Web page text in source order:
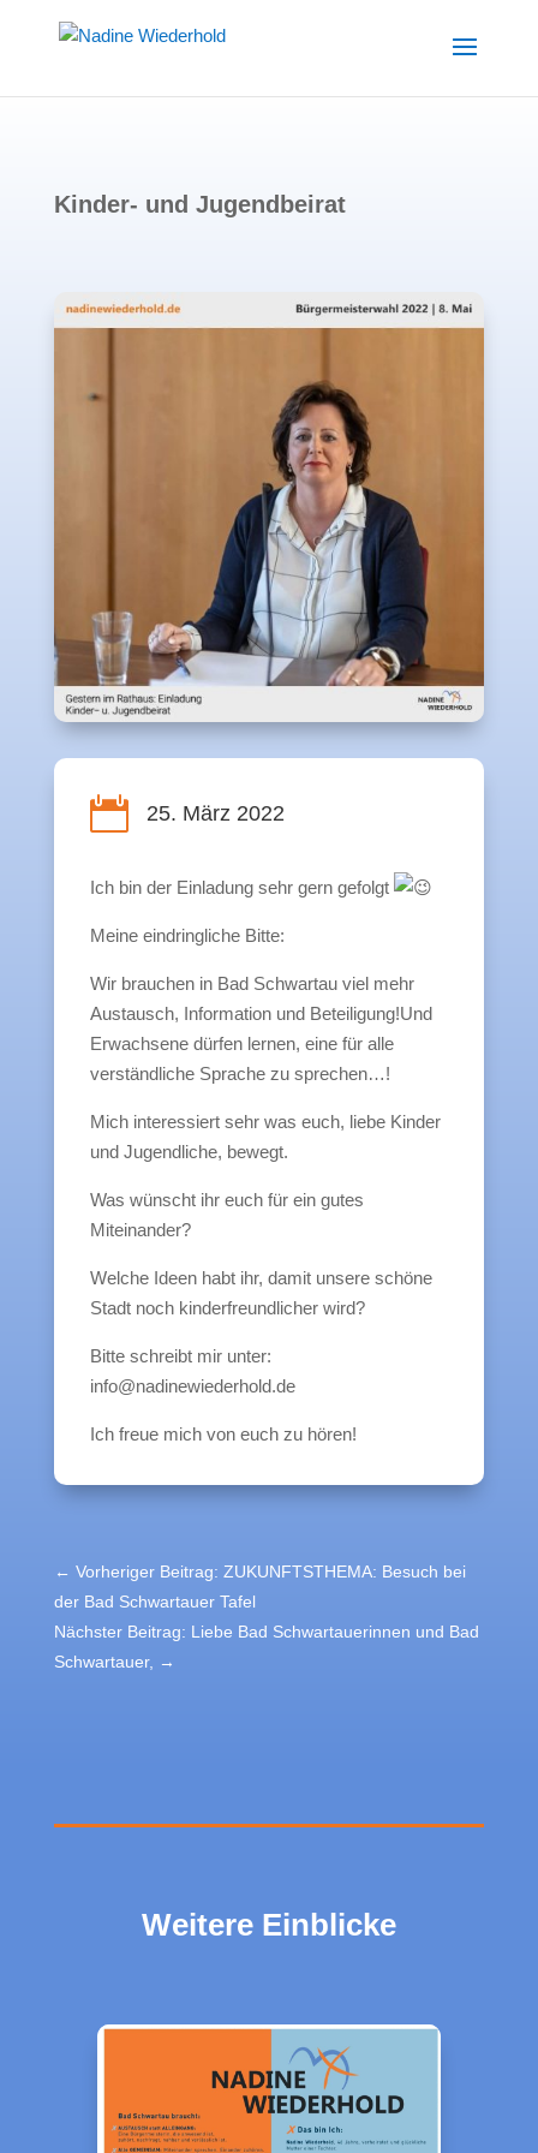
Kinder- und Jugendbeirat
 25. März 2022
Ich bin der Einladung sehr gern gefolgt
Meine eindringliche Bitte:
Wir brauchen in Bad Schwartau viel mehr
Austausch, Information und Beteiligung!Und
Erwachsene dürfen lernen, eine für alle
verständliche Sprache zu sprechen…!
Mich interessiert sehr was euch, liebe Kinder
und Jugendliche, bewegt.
Was wünscht ihr euch für ein gutes
Miteinander?
Welche Ideen habt ihr, damit unsere schöne
Stadt noch kinderfreundlicher wird?
Bitte schreibt mir unter:
info@nadinewiederhold.de
Ich freue mich von euch zu hören!
← Vorheriger Beitrag: ZUKUNFTSTHEMA: Besuch bei
der Bad Schwartauer Tafel
Nächster Beitrag: Liebe Bad Schwartauerinnen und Bad
Schwartauer, →
Weitere Einblicke